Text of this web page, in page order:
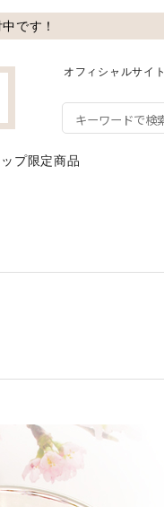
です！
オフィシャルサイト
プ限定商品